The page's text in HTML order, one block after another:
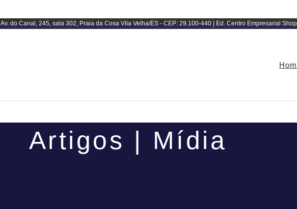
Av. do Canal, 245, sala 302, Praia da Cosa Vila Velha/ES - CEP: 29.100-440 | Ed. Centro Empresarial
Artigos | Mídia